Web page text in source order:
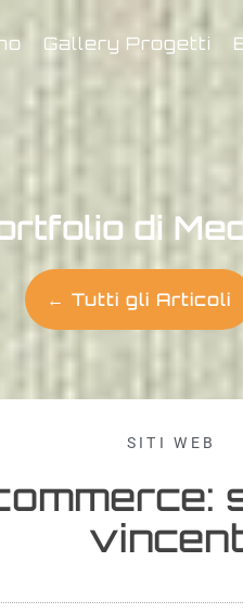
Gallery Progetti
di
← Tutti gli Articoli
SITI WEB